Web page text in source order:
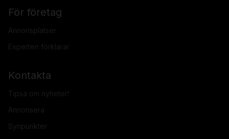
För företag
Annonsplatser
Experten förklarar
Kontakta
Tipsa om nyheter!
Annonsera
Synpunkter